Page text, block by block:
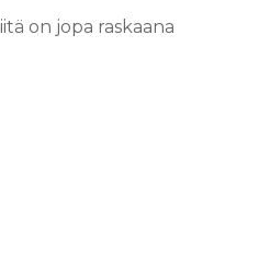
on jopa raskaana